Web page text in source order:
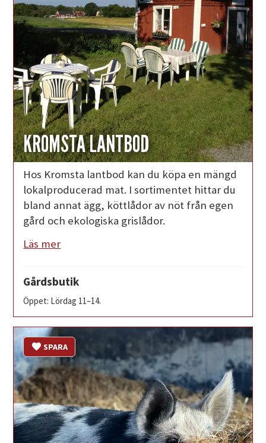
KROMSTA LANTBOD
Hos Kromsta lantbod kan du köpa en mängd
lokalproducerad mat. I sortimentet hittar du
bland annat ägg, köttlådor av nöt från egen
gård och ekologiska grislådor.
Läs mer
Gårdsbutik
Öppet: Lördag 11–14.
SPARA